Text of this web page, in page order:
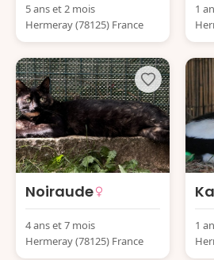
5 ans et 2 mois
Hermeray (78125) France
1
Noiraude
4 ans et 7 mois
Hermeray (78125) France
1